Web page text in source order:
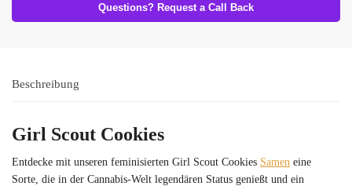
Questions? Request a Call Back
Beschreibung
Girl Scout Cookies
Entdecke mit unseren feminisierten Girl Scout Cookies Samen eine
Sorte, die in der Cannabis-Welt legendären Status genießt und ein